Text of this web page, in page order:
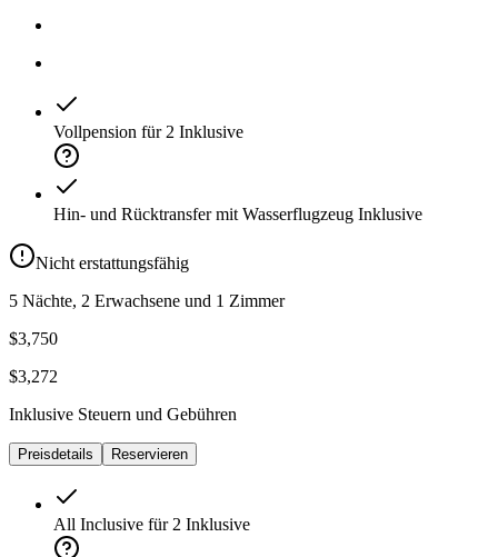
Vollpension für 2 Inklusive
Hin- und Rücktransfer mit Wasserflugzeug Inklusive
Nicht erstattungsfähig
5 Nächte, 2 Erwachsene und 1 Zimmer
$3,750
$3,272
Inklusive Steuern und Gebühren
Preisdetails Reservieren
All Inclusive für 2 Inklusive